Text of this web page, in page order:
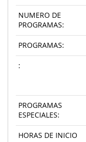
NUMERO DE
PROGRAMAS:
PROGRAMAS:
:
PROGRAMAS
ESPECIALES:
HORAS DE INICIO